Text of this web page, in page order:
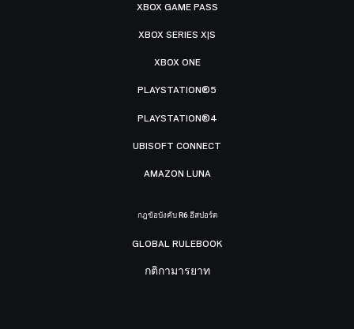
XBOX GAME PASS
XBOX SERIES X|S
XBOX ONE
PLAYSTATION®5
PLAYSTATION®4
UBISOFT CONNECT
AMAZON LUNA
กฎข้อบังคับ R6 อีสปอร์ต
GLOBAL RULEBOOK
กติกามารยาท